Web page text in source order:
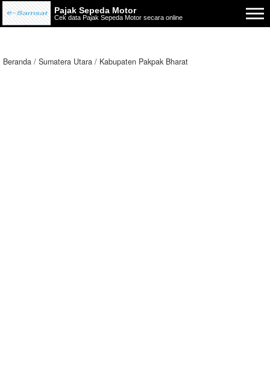
Pajak Sepeda Motor
Cek data Pajak Sepeda Motor secara online
Beranda Sumatera Utara Kabupaten Pakpak Bharat